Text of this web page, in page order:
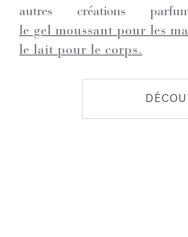
autres créations
le gel moussant pour les
le lait pour le corps.